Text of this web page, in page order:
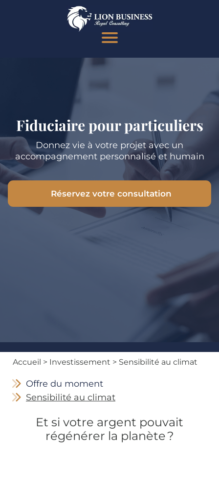
Fiduciaire pour particuliers
Donnez vie à votre projet avec un
accompagnement personnalisé et humain
Réservez votre consultation
Accueil > Investissement > Sensibilité au climat
Offre du moment
Sensibilité au climat
Et si votre argent pouvait
régénérer la planète ?